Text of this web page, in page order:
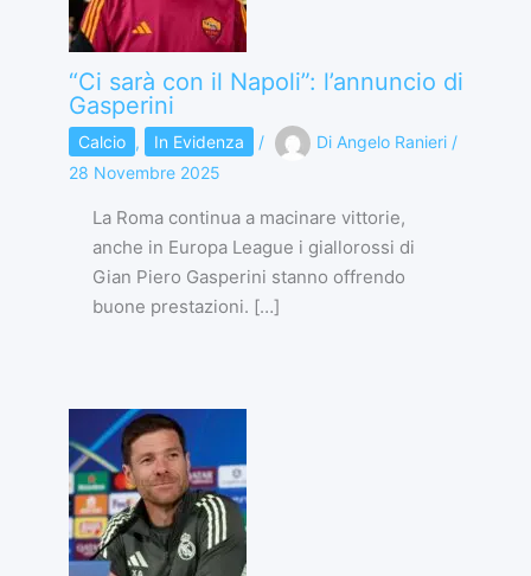
“Ci sarà con il Napoli”: l’annuncio di
Gasperini
Calcio , In Evidenza / Di Angelo Ranieri /
28 Novembre 2025
La Roma continua a macinare vittorie,
anche in Europa League i giallorossi di
Gian Piero Gasperini stanno offrendo
buone prestazioni. […]